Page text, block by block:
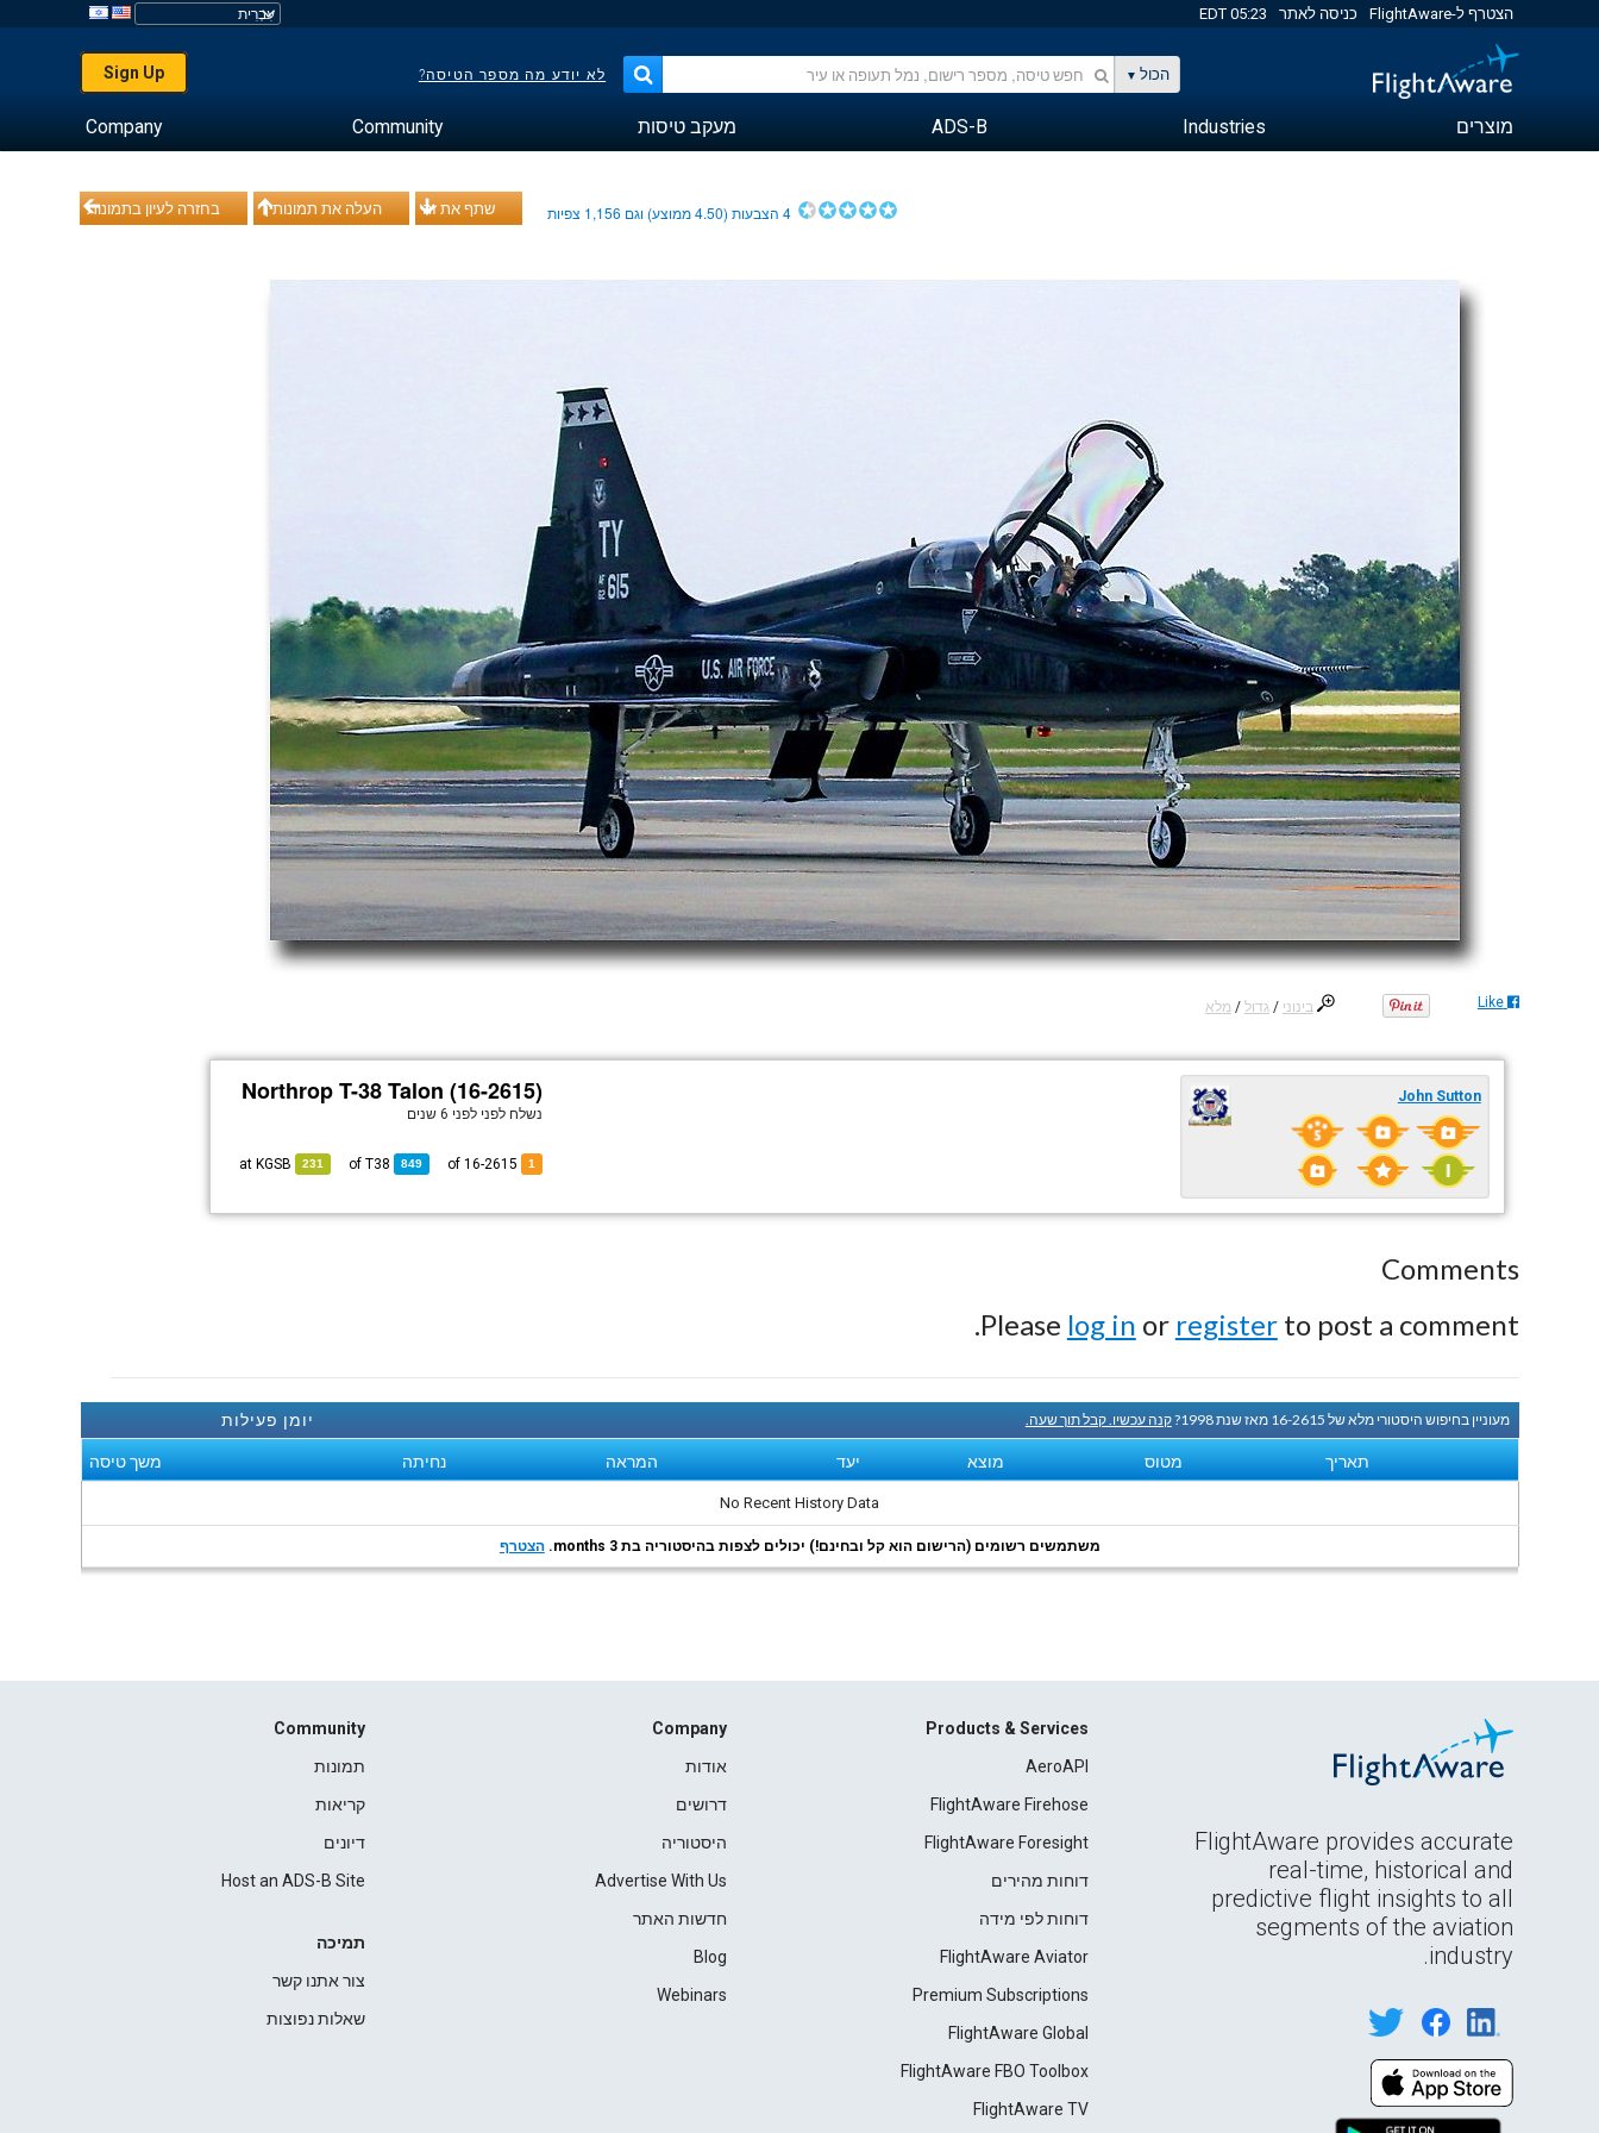
הצטרף ל-FlightAware כניסה לאתר 05:23 EDT
הכול לא יודע מה מספר הטיסה? Sign Up
מוצרים Industries
ADS-B מעקב טיסות Community
Company
בחזרה לעיון בתמונות העלה את תמונותיך שתף את זה 4הצבעות (4.50ממוצע) וגם 1,156 צפיות
בינוני /גדול / מלא Like
Northrop T-38 Talon (16-2615)
נשלח לפני לפני 6 שנים
1
849
T38
231
KGSB
John Sutton
Comments
Please log in or registerto post a comment.
יומן פעילות מעוניין בחיפוש היסטורי מלא של 16-2615 מאז שנת 1998? קנה עכשיו. קבל תוך שעה.
תאריך מטוס מוצא יעד המראה נחיתה משך טיסה
No Recent History Data
משתמשים רשומים (הרישום הוא קל ובחינם!) יכולים לצפות בהיסטוריה בת 3 months. הצטרף
FlightAware provides accurate
real-time, historical and
predictive flight insights to all
segments of the aviation
industry.
Products & Services
AeroAPI
FlightAware Firehose
FlightAware Foresight
דוחות מהירים
דוחות לפי מידה
FlightAware Aviator
Premium Subscriptions
FlightAware Global
FlightAware FBO Toolbox
FlightAware TV
Company
אודות
דרושים
היסטוריה
Advertise With Us
חדשות האתר
Blog
Webinars
Community
תמונות
קריאות
דיונים
Host an ADS-B Site
תמיכה
צור אתנו קשר
שאלות נפוצות